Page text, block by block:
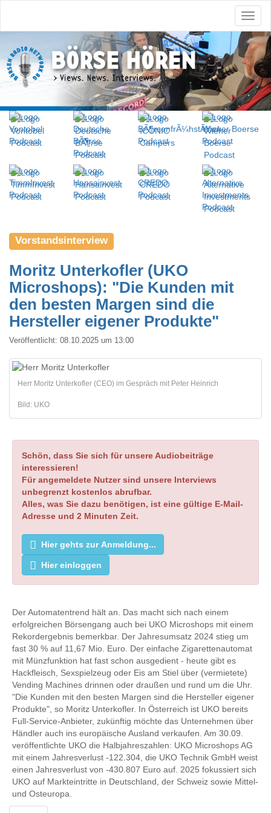
Vorstandsinterview
Moritz Unterkofler (UKO
Microshops): "Die Kunden mit
den besten Margen sind die
Hersteller eigener Produkte"
Veröffentlicht: 08.10.2025 um 13:00
Herr Moritz Unterkofler (CEO) im Gespräch mit Peter Heinrich
Bild: UKO
Schön, dass Sie sich für unsere Audiobeiträge
interessieren!
Für angemeldete Nutzer sind unsere Interviews
unbegrenzt kostenlos abrufbar.
Alles, was Sie dazu benötigen, ist eine gültige E-Mail-
Adresse und 2 Minuten Zeit.
Hier gehts zur Anmeldung...
Hier einloggen
Der Automatentrend hält an. Das macht sich nach einem
erfolgreichen Börsengang auch bei UKO Microshops mit einem
Rekordergebnis bemerkbar. Der Jahresumsatz 2024 stieg um
fast 30 % auf 11,67 Mio. Euro. Der einfache Zigarettenautomat
mit Münzfunktion hat fast schon ausgedient - heute gibt es
Hackfleisch, Sexspielzeug oder Eis am Stiel über (vermietete)
Vending Machines drinnen oder draußen und rund um die Uhr.
"Die Kunden mit den besten Margen sind die Hersteller eigener
Produkte", so Moritz Unterkofler. In Österreich ist UKO bereits
Full-Service-Anbieter, zukünftig möchte das Unternehmen über
Händler auch ins europäische Ausland verkaufen. Am 30.09.
veröffentlichte UKO die Halbjahreszahlen: UKO Microshops AG
mit einem Jahresverlust -122.304, die UKO Technik GmbH weist
einen Jahresverlust von -430.807 Euro auf. 2025 fokussiert sich
UKO auf Markteintritte in Deutschland, der Schweiz sowie Mittel-
und Osteuropa.